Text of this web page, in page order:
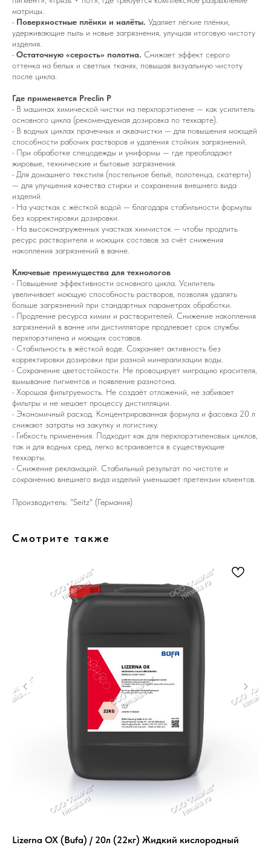
матрицы.
• Поверхностные плёнки и налёты. Удаляет лёгкие плёнки,
удерживающие пыль и новые загрязнения, улучшая итоговую чистоту
изделия.
• Остаточную «серость» полотна. Снижает эффект серого
оттенка на белых и светлых тканях, повышая визуальную чистоту
после цикла.
Где применяется Preclin P
• В машинах химической чистки на перхлорэтилене — как усилитель
основного цикла (рекомендуемая дозировка по техкарте).
• В водных циклах прачечных и аквачистки — для повышения моющей
способности рабочих растворов и удаления стойких загрязнений.
• При обработке спецодежды и униформы — где преобладают
жировые, технические и бытовые загрязнения.
• Для домашнего текстиля (постельное бельё, полотенца, скатерти)
— для улучшения качества стирки и сохранения внешнего вида
изделий.
• На участках с жёсткой водой — благодаря стабильности формулы
без корректировки дозировки.
• На высоконагруженных участках химчисток — чтобы продлить
ресурс растворителя и моющих составов за счёт снижения
накопления загрязнений в ванне.
Ключевые преимущества для технологов
• Повышение эффективности основного цикла. Усилитель
увеличивает моющую способность растворов, позволяя удалять
больше загрязнений при стандартных параметрах обработки.
• Продление ресурса химии и растворителей. Снижение накопления
загрязнений в ванне или дистилляторе продлевает срок службы
перхлорэтилена и моющих составов.
• Стабильность в жёсткой воде. Сохраняет активность без
корректировки дозировки при разной минерализации воды.
• Сохранение цветостойкости. Не провоцирует миграцию красителя,
вымывание пигментов и появление разнотона.
• Хорошая фильтруемость. Не создаёт отложений, не забивает
фильтры и не мешает процессу дистилляции.
• Экономичный расход. Концентрированная формула и фасовка 20 л
снижают затраты на закупку и логистику.
• Гибкость применения. Подходит как для перхлорэтиленовых циклов,
так и для водных сред, легко встраивается в существующие
техкарты.
• Снижение рекламаций. Стабильный результат по чистоте и
сохранению внешнего вида изделий уменьшает претензии клиентов.
Производитель: "Seitz" (Германия)
Смотрите также
Lizerna OX (Bufa) / 20л (22кг) Жидкий кислородный